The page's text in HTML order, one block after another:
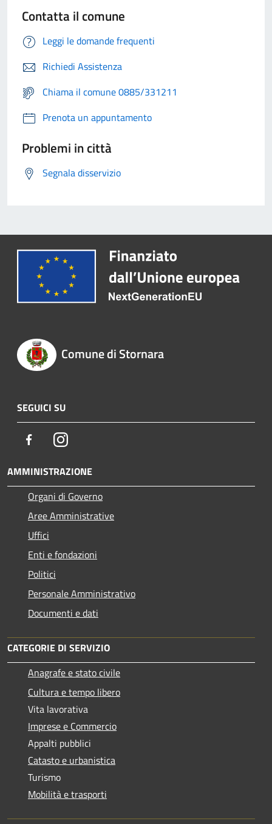
Contatta il comune
Leggi le domande frequenti
Richiedi Assistenza
Chiama il comune 0885/331211
Prenota un appuntamento
Problemi in città
Segnala disservizio
Comune di Stornara
SEGUICI SU
FacebookInstagram
AMMINISTRAZIONE
Organi di Governo
Aree Amministrative
Uffici
Enti e fondazioni
Politici
Personale Amministrativo
Documenti e dati
CATEGORIE DI SERVIZIO
Anagrafe e stato civile
Cultura e tempo libero
Vita lavorativa
Imprese e Commercio
Appalti pubblici
Catasto e urbanistica
Turismo
Mobilità e trasporti